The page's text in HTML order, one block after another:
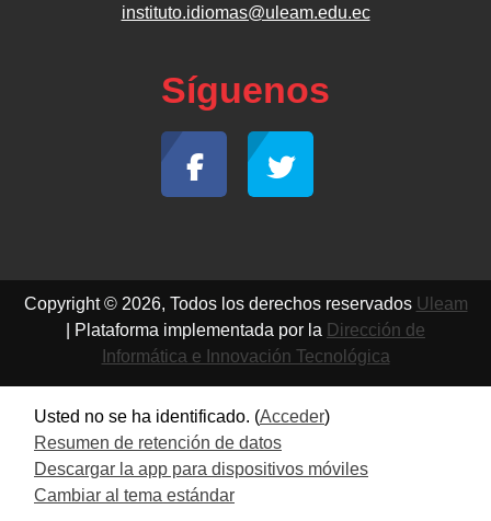
instituto.idiomas@uleam.edu.ec
Síguenos
Copyright © 2026, Todos los derechos reservados Uleam
| Plataforma implementada por la Dirección de
Informática e Innovación Tecnológica
Usted no se ha identificado. (Acceder)
Resumen de retención de datos
Descargar la app para dispositivos móviles
Cambiar al tema estándar